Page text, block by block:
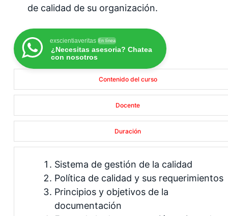
de calidad de su organización.
exscientiaveritas En línea
¿Necesitas asesoria? Chatea
con nosotros
Contenido del curso
Docente
Duración
Sistema de gestión de la calidad
Política de calidad y sus requerimientos
Principios y objetivos de la
documentación